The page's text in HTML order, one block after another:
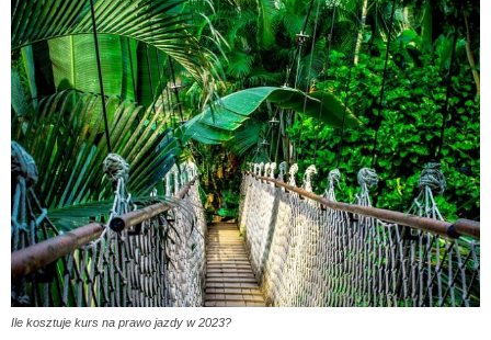
Ile kosztuje kurs na prawo jazdy w 2023?